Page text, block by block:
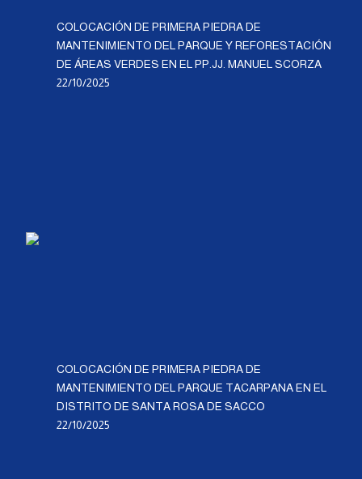
COLOCACIÓN DE PRIMERA PIEDRA DE
MANTENIMIENTO DEL PARQUE Y REFORESTACIÓN
DE ÁREAS VERDES EN EL PP.JJ. MANUEL SCORZA
22/10/2025
COLOCACIÓN DE PRIMERA PIEDRA DE
MANTENIMIENTO DEL PARQUE TACARPANA EN EL
DISTRITO DE SANTA ROSA DE SACCO
22/10/2025